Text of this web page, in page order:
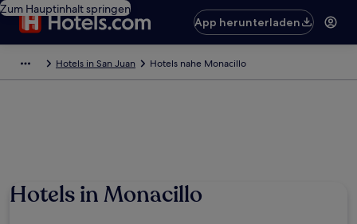
Zum Hauptinhalt springen
App herunterladen
Hotels in San Juan Hotels nahe Monacillo
Hotels in Monacillo